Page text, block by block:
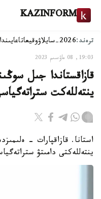
KAZINFORM
ترەند:2026-سايلاۋ وقيعا
19:03, 08 ماۋسىم 2023
قازاقستاندا جىل
ينتەللەكت
استانا. قازاقپارات -
ينتەللەكتى دامىتۋ